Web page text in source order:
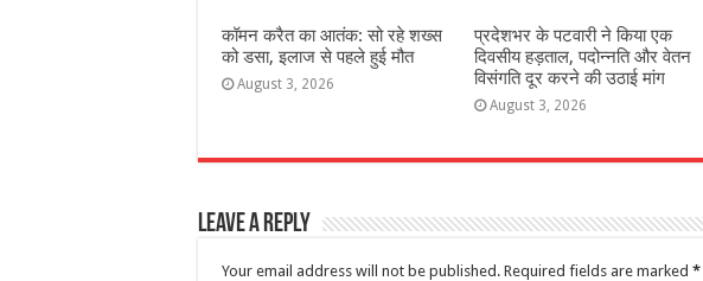
कॉमन करैत का आतंक: सो रहे शख्स
को डसा, इलाज से पहले हुई मौत
August 3, 2026
प्रदेशभर के पटवारी ने किया एक
दिवसीय हड़ताल, पदोन्नति और वेतन
विसंगति दूर करने की उठाई मांग
August 3, 2026
Leave a Reply
Your email address will not be published. Required fields are marked *